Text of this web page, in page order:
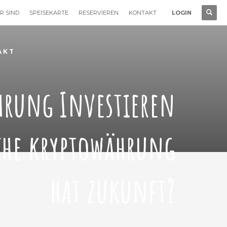
SIND SPEISEKARTE RESERVIEREN KONTAKT LOGIN
Investieren
kryptowährung